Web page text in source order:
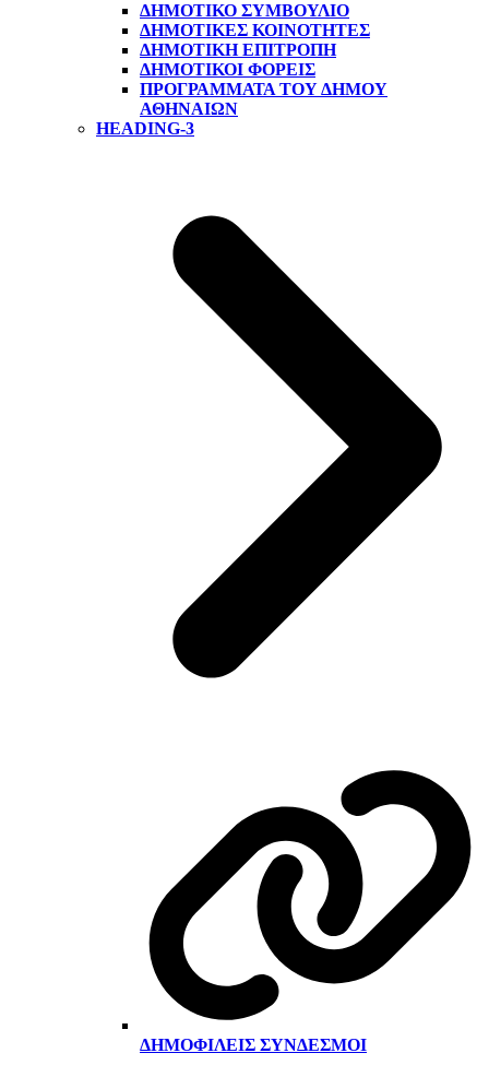
ΔΗΜΟΤΙΚΌ ΣΥΜΒΟΎΛΙΟ
ΔΗΜΟΤΙΚΈΣ ΚΟΙΝΌΤΗΤΕΣ
ΔΗΜΟΤΙΚΉ ΕΠΙΤΡΟΠΉ
ΔΗΜΟΤΙΚΟΊ ΦΟΡΕΊΣ
ΠΡΟΓΡΆΜΜΑΤΑ ΤΟΥ ΔΉΜΟΥ
ΑΘΗΝΑΊΩΝ
HEADING-3
ΔΗΜΟΦΙΛΕΊΣ ΣΎΝΔΕΣΜΟΙ